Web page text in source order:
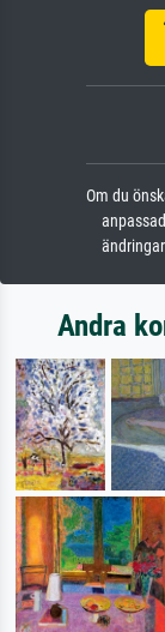
Om du
Andra